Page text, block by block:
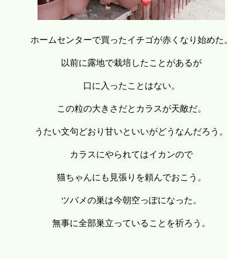
ホームセンターで買ったイチゴが赤くなり始めた。
以前に露地で栽培したことがあるが
口に入ったことはない。
この粒の大きさだとカラスが天敵だ。
うたい文句どおり甘いといいがどうなんだろう。
カラスにやられてはイカンので
猫ちゃんにも見張りを頼んでおこう。
ツバメの巣は今朝空っぽになった。
無事に全部巣立っていることを祈ろう。